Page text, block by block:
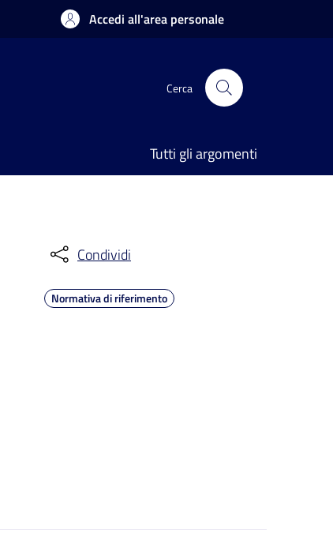
Accedi all'area personale
Cerca
Tutti gli argomenti
Condividi
Normativa di riferimento